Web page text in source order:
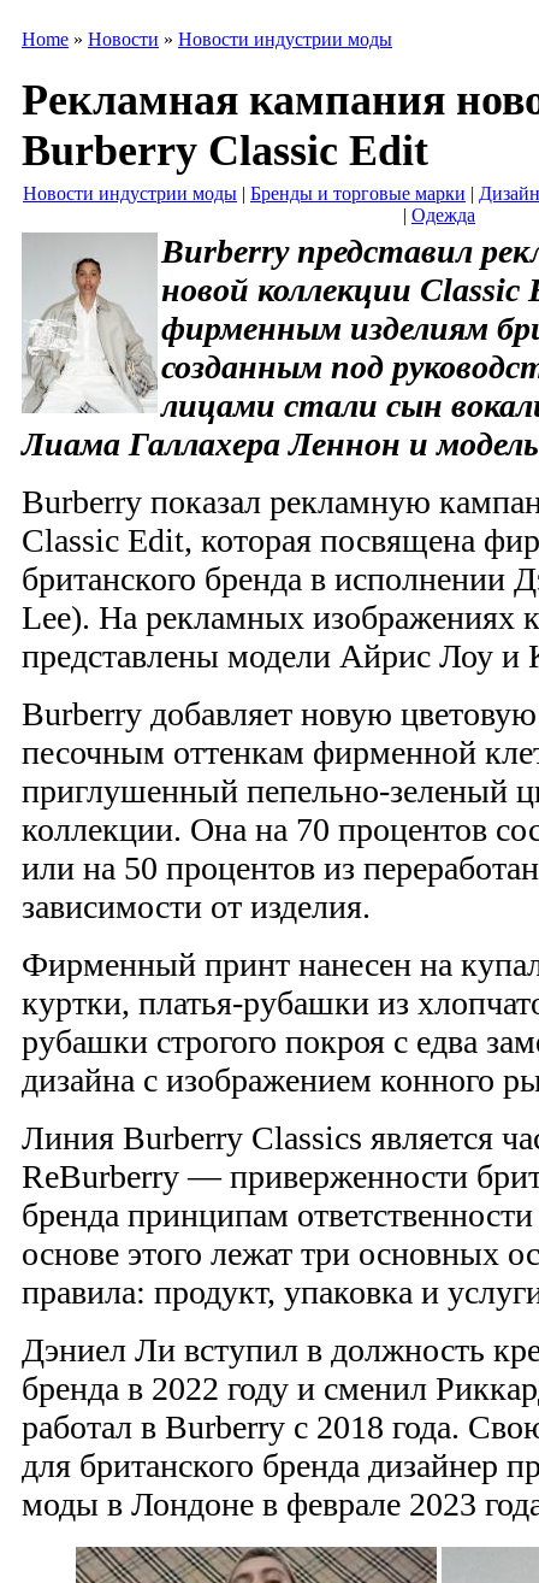
Home » Новости » Новости индустрии моды
Рекламная кампания
Burberry Classic Edit
Новости индустрии моды | Бренды и торговые марки |
| Одежда
Burberry представил
новой коллекции
фирменным изделиям
созданным под
лицами стали сын
Лиама Галлахера Леннон и
Burberry показал рекламную
Classic Edit, которая посвящена
британского бренда в исполнении
Lee). На рекламных изображениях
представлены модели Айрис Лоу и
Burberry добавляет новую
песочным оттенкам фирменной
приглушенный пепельно-зеленый
коллекции. Она на 70 процентов
или на 50 процентов из
зависимости от изделия.
Фирменный принт нанесен на
куртки, платья-рубашки из
рубашки строгого покроя с едва
дизайна с изображением конного
Линия Burberry Classics является
ReBurberry — приверженности
бренда принципам
основе этого лежат три основных
правила: продукт, упаковка и
Дэниел Ли вступил в должность
бренда в 2022 году и сменил
работал в Burberry с 2018 года.
для британского бренда дизайнер
моды в Лондоне в феврале 2023